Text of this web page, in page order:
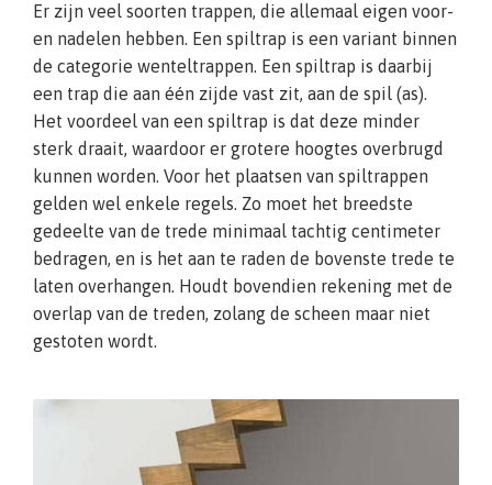
Er zijn veel soorten trappen, die allemaal eigen voor-
en nadelen hebben. Een spiltrap is een variant binnen
de categorie wenteltrappen. Een spiltrap is daarbij
een trap die aan één zijde vast zit, aan de spil (as).
Het voordeel van een spiltrap is dat deze minder
sterk draait, waardoor er grotere hoogtes overbrugd
kunnen worden. Voor het plaatsen van spiltrappen
gelden wel enkele regels. Zo moet het breedste
gedeelte van de trede minimaal tachtig centimeter
bedragen, en is het aan te raden de bovenste trede te
laten overhangen. Houdt bovendien rekening met de
overlap van de treden, zolang de scheen maar niet
gestoten wordt.